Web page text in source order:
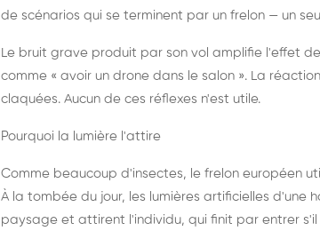
de scénarios qui se terminent par un frelon — un
Le bruit grave produit par son vol amplifie l'effet
comme « avoir un drone dans le salon ». La
claquées. Aucun de ces réflexes n'est utile.
Pourquoi la lumière l'attire
Comme beaucoup d'insectes, le frelon européen
À la tombée du jour, les lumières artificielles d'une
paysage et attirent l'individu, qui finit par entrer s'il